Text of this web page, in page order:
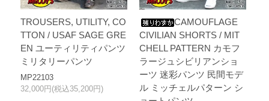
TROUSERS, UTILITY, CO
TTON / USAF SAGE GRE
EN ユーティリティパンツ
ミリタリーパンツ
MP22103
32,000円(税込35,200円)
CAMOUFLAGE
CIVILIAN SHORTS / MIT
CHELL PATTERN カモフ
ラージュシビリアンショ
ーツ 迷彩パンツ 民間モデ
ル ミッチェルパターン シ